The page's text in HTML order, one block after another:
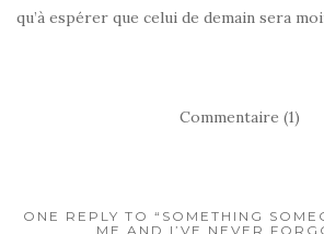
qu’à espérer que celui de demain sera
Commentaire (1)
ONE REPLY TO “SOMETHING
ME AND I’VE NEVER